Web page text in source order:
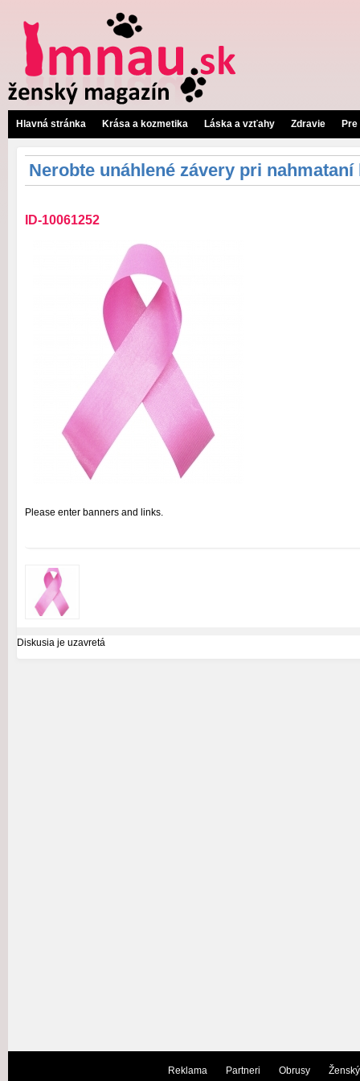
Hlavná stránka Krása a kozmetika Láska a vzťahy Zdravie
Nerobte unáhlené závery pri nahmataní
ID-10061252
Please enter banners and links.
Diskusia je uzavretá
Reklama Partneri Obrusy